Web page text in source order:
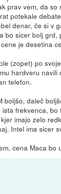
prav vem, da so
potekale
denar, če si v
bo sicer bolj grd,
je desetina
(zopet) po
hardveru navili
telefon.
boljšo, daleč
frekvenca, bo
imajo zelo
Intel ima sicer
cena Maca bo